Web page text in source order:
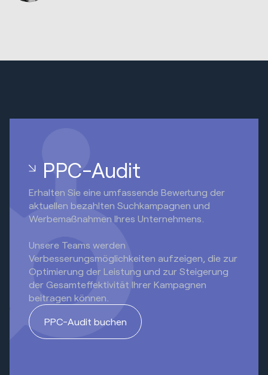
PPC-Audit
Erhalten Sie eine umfassende Bewertung der
aktuellen bezahlten Suchkampagnen und
Werbemaßnahmen Ihres Unternehmens.
Unsere Teams werden
Verbesserungsmöglichkeiten aufzeigen, die zur
Optimierung der Leistung und zur Steigerung
der Gesamteffektivität Ihrer Kampagnen
beitragen können.
PPC-Audit buchen